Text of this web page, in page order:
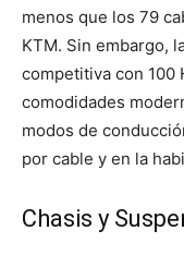
menos que los 79
KTM. Sin embargo,
competitiva con 100
comodidades
modos de
por cable y en la
Chasis y